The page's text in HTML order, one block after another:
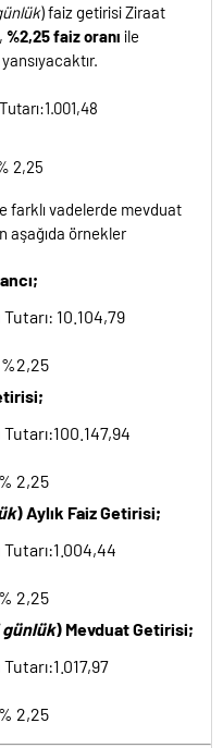
) faiz getirisi Ziraat
%2,25 faiz oranı ile
2,25
farklı vadelerde mevduat
aşağıda örnekler
10.104,79
%2,25
2,25
) Aylık Faiz Getirisi;
2,25
günlük) Mevduat Getirisi;
2,25